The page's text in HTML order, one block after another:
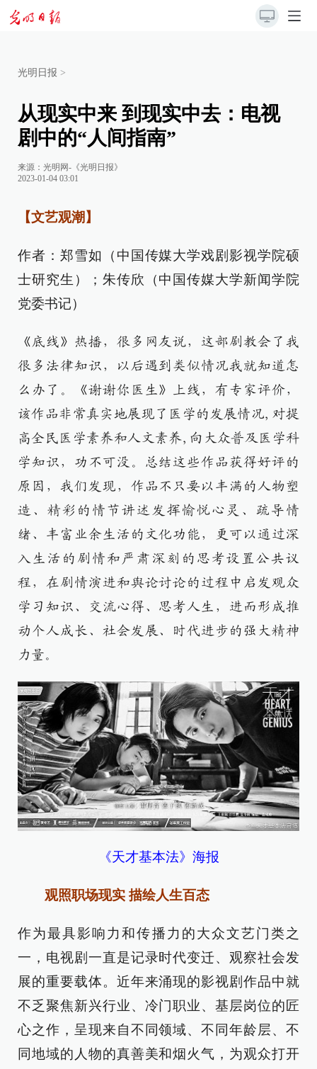
光明日报 >
从现实中来 到现实中去：电视
剧中的“人间指南”
来源： 光明网-《光明日报》
2023-01-04 03:01
【文艺观潮】
作者：郑雪如（中国传媒大学戏剧影视学院硕
士研究生）；朱传欣（中国传媒大学新闻学院
党委书记）
《底线》热播，很多网友说，这部剧教会了我
很多法律知识，以后遇到类似情况我就知道怎
么办了。《谢谢你医生》上线，有专家评价，
该作品非常真实地展现了医学的发展情况,对提
高全民医学素养和人文素养,向大众普及医学科
学知识，功不可没。总结这些作品获得好评的
原因，我们发现，作品不只要以丰满的人物塑
造、精彩的情节讲述发挥愉悦心灵、疏导情
绪、丰富业余生活的文化功能，更可以通过深
入生活的剧情和严肃深刻的思考设置公共议
程，在剧情演进和舆论讨论的过程中启发观众
学习知识、交流心得、思考人生，进而形成推
动个人成长、社会发展、时代进步的强大精神
力量。
《天才基本法》海报
观照职场现实 描绘人生百态
作为最具影响力和传播力的大众文艺门类之
一，电视剧一直是记录时代变迁、观察社会发
展的重要载体。近年来涌现的影视剧作品中就
不乏聚焦新兴行业、冷门职业、基层岗位的匠
心之作，呈现来自不同领域、不同年龄层、不
同地域的人物的真善美和烟火气，为观众打开